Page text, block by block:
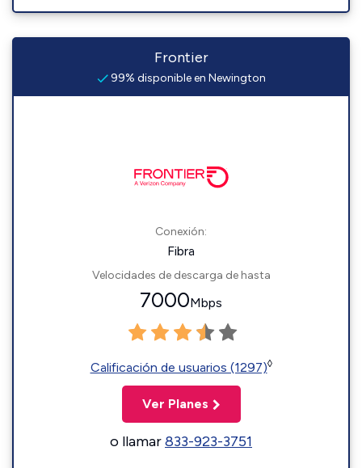
Frontier
99% disponible en Newington
Conexión:
Fibra
Velocidades de descarga de hasta
7000Mbps
Calificación de usuarios (1297)◊
Ver Planes
o llamar833-923-3751